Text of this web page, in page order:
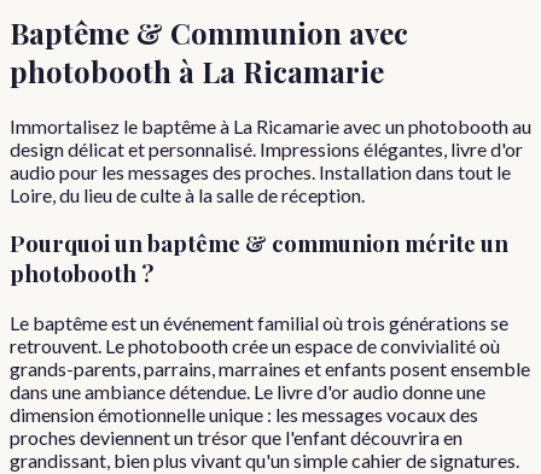
Baptême & Communion avec
photobooth à La Ricamarie
Immortalisez le baptême à La Ricamarie avec un photobooth au
design délicat et personnalisé. Impressions élégantes, livre d'or
audio pour les messages des proches. Installation dans tout le
Loire, du lieu de culte à la salle de réception.
Pourquoiunbaptême & communion mérite un
photobooth ?
Le baptême est un événement familial où trois générations se
retrouvent. Le photobooth crée un espace de convivialité où
grands-parents, parrains, marraines et enfants posent ensemble
dans une ambiance détendue. Le livre d'or audio donne une
dimension émotionnelle unique : les messages vocaux des
proches deviennent un trésor que l'enfant découvrira en
grandissant, bien plus vivant qu'un simple cahier de signatures.